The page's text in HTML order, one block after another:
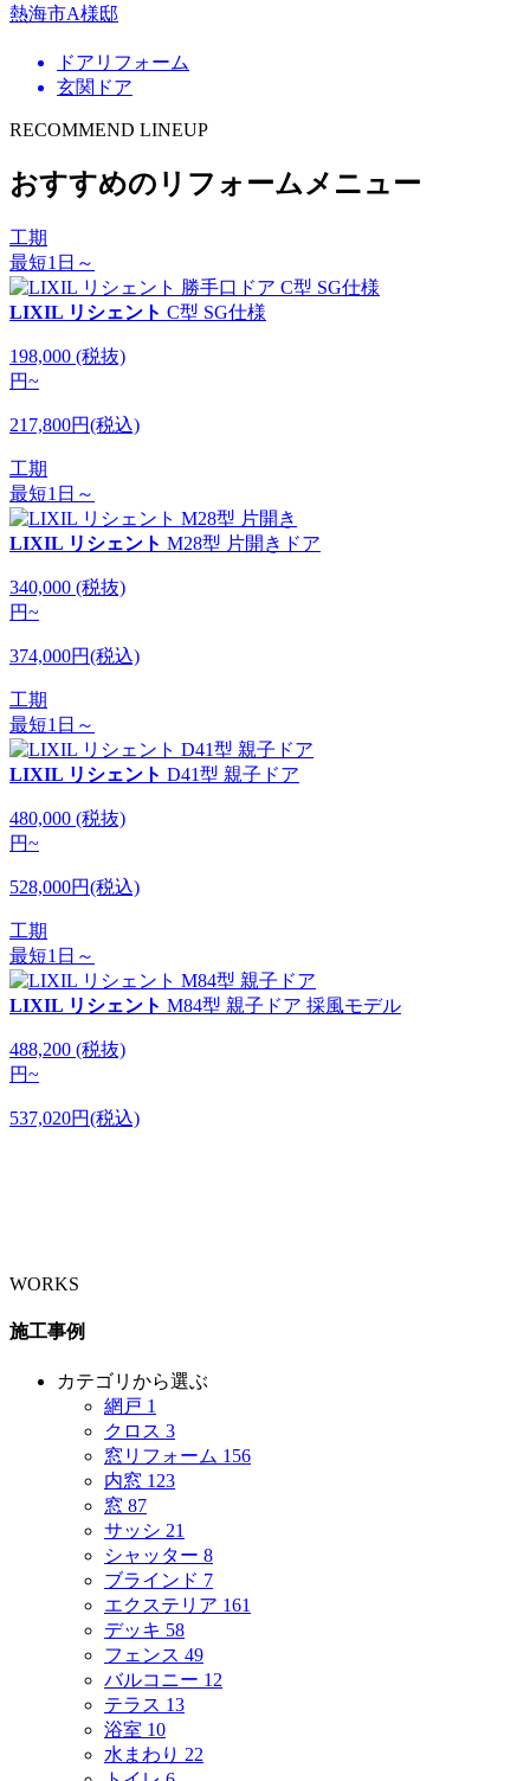
熱海市A様邸
ドアリフォーム
玄関ドア
RECOMMEND LINEUP
おすすめのリフォームメニュー
工期
最短1日～
LIXIL リシェント C型 SG仕様
198,000 (税抜)
円~
217,800円(税込)
工期
最短1日～
LIXIL リシェント M28型 片開きドア
340,000 (税抜)
円~
374,000円(税込)
工期
最短1日～
LIXIL リシェント D41型 親子ドア
480,000 (税抜)
円~
528,000円(税込)
工期
最短1日～
LIXIL リシェント M84型 親子ドア 採風モデル
488,200 (税抜)
円~
537,020円(税込)
WORKS
施工事例
カテゴリから選ぶ
網戸 1
クロス 3
窓リフォーム 156
内窓 123
窓 87
サッシ 21
シャッター 8
ブラインド 7
エクステリア 161
デッキ 58
フェンス 49
バルコニー 12
テラス 13
浴室 10
水まわり 22